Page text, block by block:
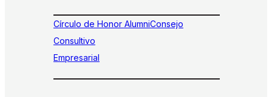
Círculo de Honor AlumniConsejo
Consultivo
Empresarial